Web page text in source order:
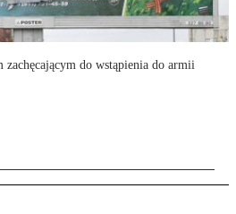
zachęcającym do wstąpienia do armii